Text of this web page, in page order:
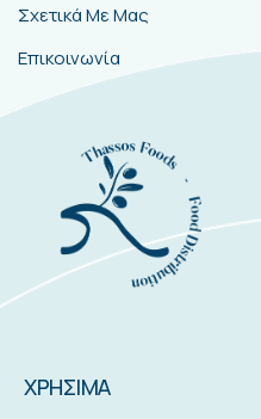
Σχετικά Με Μας
Επικοινωνία
ΧΡΗΣΙΜΑ